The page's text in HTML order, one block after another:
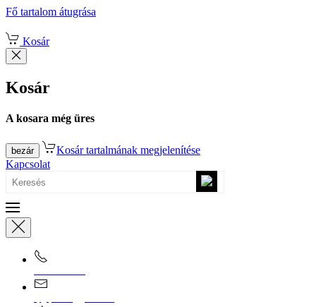
Fő tartalom átugrása
Kosár
Kosár
A kosara még üres
bezár
Kosár tartalmának megjelenítése
Kapcsolat